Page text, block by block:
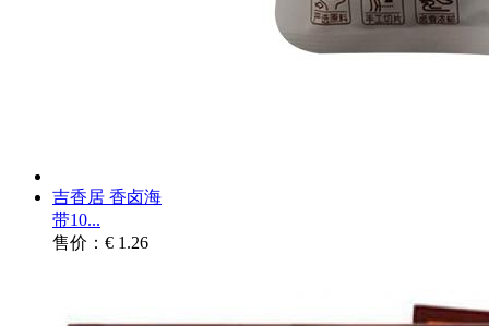
吉香居 香卤海
带10...
售价：€ 1.26